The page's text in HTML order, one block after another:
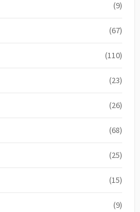
(9)
(67)
(110)
(23)
(26)
(68)
(25)
(15)
(9)